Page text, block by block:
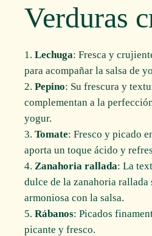
Verduras
Lechuga: Fresca y
para acompañar la salsa de
Pepino: Su frescura y
complementan a la
yogur.
Tomate: Fresco y picado
aporta un toque ácido y
Zanahoria rallada: La
dulce de la zanahoria rallada
armoniosa con la salsa.
Rábanos: Picados
picante y fresco.